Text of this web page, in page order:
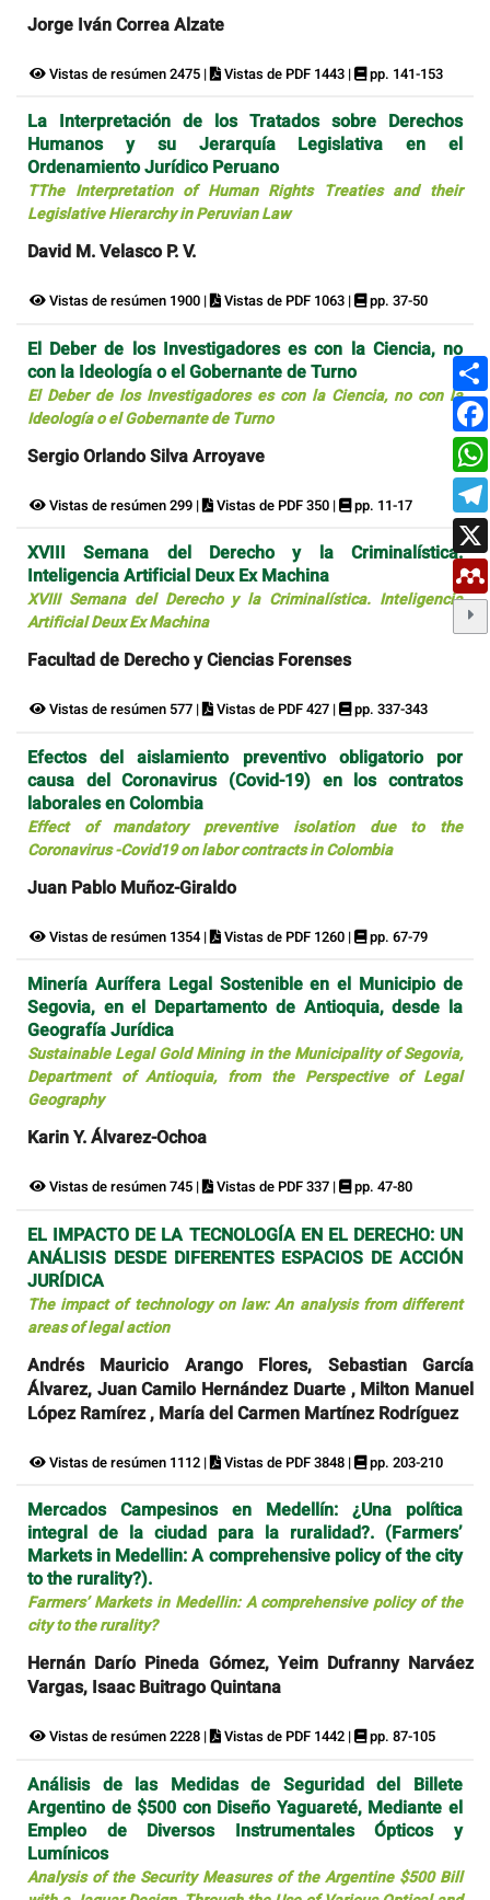
Jorge Iván Correa Alzate
Vistas de resúmen 2475 | Vistas de PDF 1443 | pp. 141-153
La Interpretación de los Tratados sobre Derechos
Humanos y su Jerarquía Legislativa en el
Ordenamiento Jurídico Peruano
TThe Interpretation of Human Rights Treaties and their
Legislative Hierarchy in Peruvian Law
David M. Velasco P. V.
Vistas de resúmen 1900 | Vistas de PDF 1063 | pp. 37-50
El Deber de los Investigadores es con la Ciencia, no
con la Ideología o el Gobernante de Turno
El Deber de los Investigadores es con la Ciencia, no con la
Ideología o el Gobernante de Turno
Sergio Orlando Silva Arroyave
Vistas de resúmen 299 | Vistas de PDF 350 | pp. 11-17
XVIII Semana del Derecho y la Criminalística.
Inteligencia Artificial Deux Ex Machina
XVIII Semana del Derecho y la Criminalística. Inteligencia
Artificial Deux Ex Machina
Facultad de Derecho y Ciencias Forenses
Vistas de resúmen 577 | Vistas de PDF 427 | pp. 337-343
Efectos del aislamiento preventivo obligatorio por
causa del Coronavirus (Covid-19) en los contratos
laborales en Colombia
Effect of mandatory preventive isolation due to the
Coronavirus -Covid19 on labor contracts in Colombia
Juan Pablo Muñoz-Giraldo
Vistas de resúmen 1354 | Vistas de PDF 1260 | pp. 67-79
Minería Aurífera Legal Sostenible en el Municipio de
Segovia, en el Departamento de Antioquia, desde la
Geografía Jurídica
Sustainable Legal Gold Mining in the Municipality of Segovia,
Department of Antioquia, from the Perspective of Legal
Geography
Karin Y. Álvarez-Ochoa
Vistas de resúmen 745 | Vistas de PDF 337 | pp. 47-80
EL IMPACTO DE LA TECNOLOGÍA EN EL DERECHO: UN
ANÁLISIS DESDE DIFERENTES ESPACIOS DE ACCIÓN
JURÍDICA
The impact of technology on law: An analysis from different
areas of legal action
Andrés Mauricio Arango Flores, Sebastian García
Álvarez, Juan Camilo Hernández Duarte , Milton Manuel
López Ramírez , María del Carmen Martínez Rodríguez
Vistas de resúmen 1112 | Vistas de PDF 3848 | pp. 203-210
Mercados Campesinos en Medellín: ¿Una política
integral de la ciudad para la ruralidad?. (Farmers’
Markets in Medellin: A comprehensive policy of the city
to the rurality?).
Farmers’ Markets in Medellin: A comprehensive policy of the
city to the rurality?
Hernán Darío Pineda Gómez, Yeim Dufranny Narváez
Vargas, Isaac Buitrago Quintana
Vistas de resúmen 2228 | Vistas de PDF 1442 | pp. 87-105
Análisis de las Medidas de Seguridad del Billete
Argentino de $500 con Diseño Yaguareté, Mediante el
Empleo de Diversos Instrumentales Ópticos y
Lumínicos
Analysis of the Security Measures of the Argentine $500 Bill